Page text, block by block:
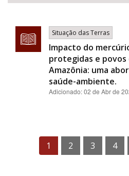
Situação das Terras
Impacto do
protegidas e
Amazônia: uma
saúde-ambiente.
Adicionado:02 de Abr de
1 2 3 4